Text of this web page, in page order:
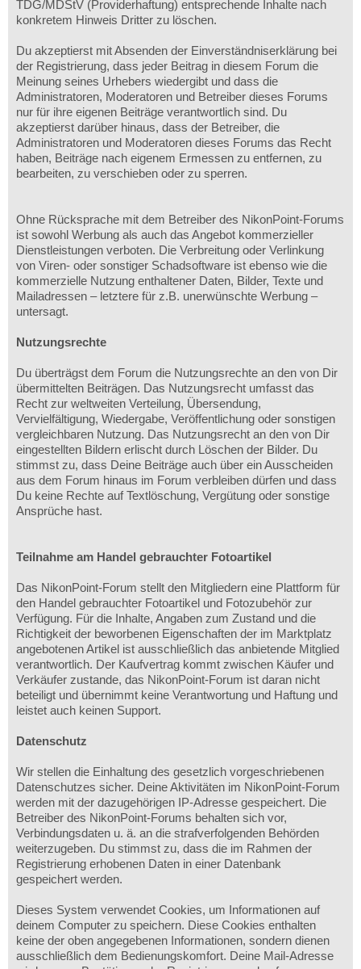
TDG/MDStV (Providerhaftung) entsprechende Inhalte nach
konkretem Hinweis Dritter zu löschen.
Du akzeptierst mit Absenden der Einverständniserklärung bei
der Registrierung, dass jeder Beitrag in diesem Forum die
Meinung seines Urhebers wiedergibt und dass die
Administratoren, Moderatoren und Betreiber dieses Forums
nur für ihre eigenen Beiträge verantwortlich sind. Du
akzeptierst darüber hinaus, dass der Betreiber, die
Administratoren und Moderatoren dieses Forums das Recht
haben, Beiträge nach eigenem Ermessen zu entfernen, zu
bearbeiten, zu verschieben oder zu sperren.
Ohne Rücksprache mit dem Betreiber des NikonPoint-Forums
ist sowohl Werbung als auch das Angebot kommerzieller
Dienstleistungen verboten. Die Verbreitung oder Verlinkung
von Viren- oder sonstiger Schadsoftware ist ebenso wie die
kommerzielle Nutzung enthaltener Daten, Bilder, Texte und
Mailadressen – letztere für z.B. unerwünschte Werbung –
untersagt.
Nutzungsrechte
Du überträgst dem Forum die Nutzungsrechte an den von Dir
übermittelten Beiträgen. Das Nutzungsrecht umfasst das
Recht zur weltweiten Verteilung, Übersendung,
Vervielfältigung, Wiedergabe, Veröffentlichung oder sonstigen
vergleichbaren Nutzung. Das Nutzungsrecht an den von Dir
eingestellten Bildern erlischt durch Löschen der Bilder. Du
stimmst zu, dass Deine Beiträge auch über ein Ausscheiden
aus dem Forum hinaus im Forum verbleiben dürfen und dass
Du keine Rechte auf Textlöschung, Vergütung oder sonstige
Ansprüche hast.
Teilnahme am Handel gebrauchter Fotoartikel
Das NikonPoint-Forum stellt den Mitgliedern eine Plattform für
den Handel gebrauchter Fotoartikel und Fotozubehör zur
Verfügung. Für die Inhalte, Angaben zum Zustand und die
Richtigkeit der beworbenen Eigenschaften der im Marktplatz
angebotenen Artikel ist ausschließlich das anbietende Mitglied
verantwortlich. Der Kaufvertrag kommt zwischen Käufer und
Verkäufer zustande, das NikonPoint-Forum ist daran nicht
beteiligt und übernimmt keine Verantwortung und Haftung und
leistet auch keinen Support.
Datenschutz
Wir stellen die Einhaltung des gesetzlich vorgeschriebenen
Datenschutzes sicher. Deine Aktivitäten im NikonPoint-Forum
werden mit der dazugehörigen IP-Adresse gespeichert. Die
Betreiber des NikonPoint-Forums behalten sich vor,
Verbindungsdaten u. ä. an die strafverfolgenden Behörden
weiterzugeben. Du stimmst zu, dass die im Rahmen der
Registrierung erhobenen Daten in einer Datenbank
gespeichert werden.
Dieses System verwendet Cookies, um Informationen auf
deinem Computer zu speichern. Diese Cookies enthalten
keine der oben angegebenen Informationen, sondern dienen
ausschließlich dem Bedienungskomfort. Deine Mail-Adresse